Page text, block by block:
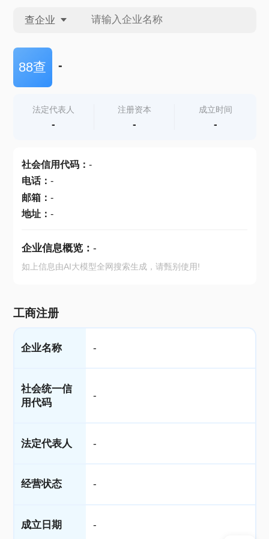
查企业
查企业
查产地
88查 -
法定代表人
-
注册资本
-
成立时间
-
社会信用代码： -
电话： -
邮箱： -
地址： -
企业信息概览： -
如上信息由AI大模型全网搜索生成，请甄别使用!
工商注册
企业名称 -
社会统一信
用代码
-
法定代表人 -
经营状态 -
成立日期 -